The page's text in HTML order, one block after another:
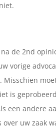
de 2nd
vorige
is
een andere
uw zaak